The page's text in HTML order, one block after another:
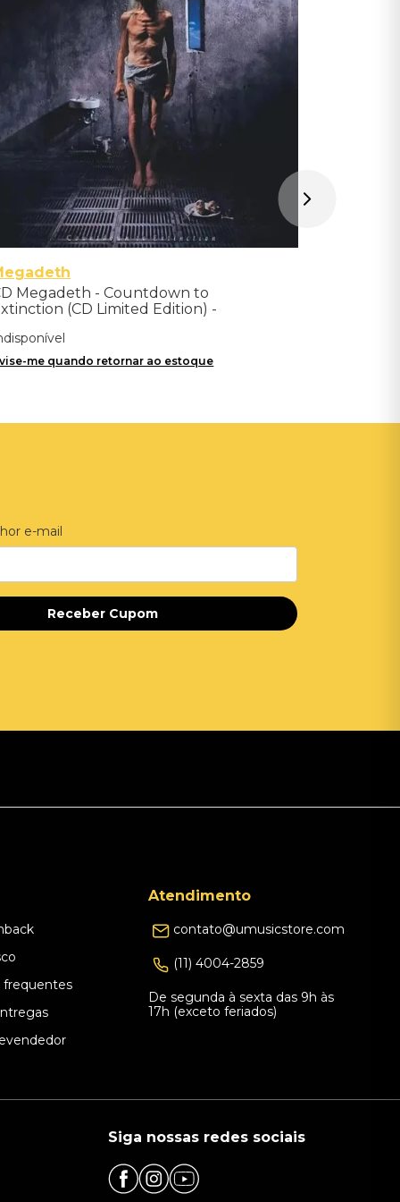
Megadeth - Countdown to
(CD Limited Edition) -
me quando retornar ao estoque
e-mail
Receber Cupom
frequentes
Atendimento
contato@umusicstore.com
(11) 4004-2859
De segunda à sexta das 9h às
17h (exceto feriados)
Siga nossas redes sociais